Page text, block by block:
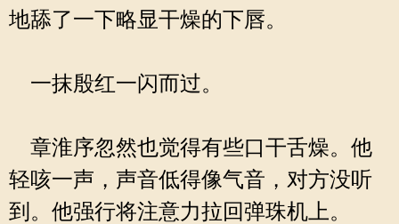
地舔了一下略显干燥的下唇。
一抹殷红一闪而过。
章淮序忽然也觉得有些口干舌燥。他
轻咳一声，声音低得像气音，对方没听
到。他强行将注意力拉回弹珠机上。